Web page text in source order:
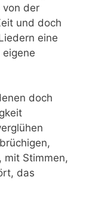
von der
und doch
eine
doch
mit Stimmen,
das